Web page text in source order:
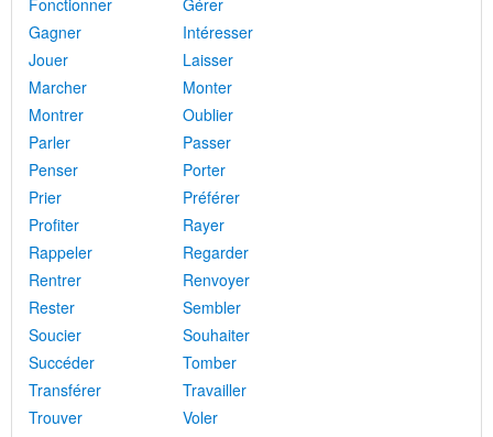
Fonctionner
Gérer
Gagner
Intéresser
Jouer
Laisser
Marcher
Monter
Montrer
Oublier
Parler
Passer
Penser
Porter
Prier
Préférer
Profiter
Rayer
Rappeler
Regarder
Rentrer
Renvoyer
Rester
Sembler
Soucier
Souhaiter
Succéder
Tomber
Transférer
Travailler
Trouver
Voler